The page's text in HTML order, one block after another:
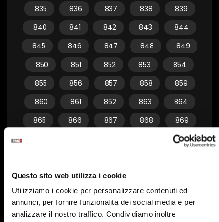
Questo sito web utilizza i cookie
Utilizziamo i cookie per personalizzare contenuti ed
annunci, per fornire funzionalità dei social media e per
analizzare il nostro traffico. Condividiamo inoltre
835
836 837 838
839
840
841 842 843
844
845
846 847 848
849
850
851 852 853
854
855
856 857 858
859
860
861 862 863
864
865
866 867 868
869
874
875
876 877 878
879
880
881 882
885
886 887 888
889
890
891 892 893 894